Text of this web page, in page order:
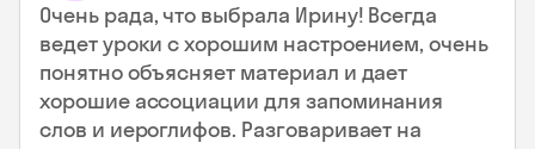
Очень рада, что выбрала Ирину! Всегда
ведет уроки с хорошим настроением, очень
понятно объясняет материал и дает
хорошие ассоциации для запоминания
слов и иероглифов. Разговаривает на